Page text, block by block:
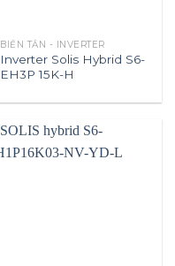
BIẾN TẦN - INVERTER
Inverter Solis Hybrid S6-
EH3P 15K-H